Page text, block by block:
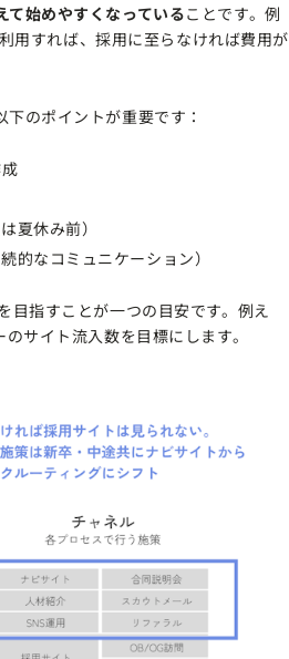
て始めやすくなっていることです。例
用すれば、採用に至らなければ費用が
のポイントが重要です：
夏休み前）
的なコミュニケーション）
目指すことが一つの目安です。例え
サイト流入数を目標にします。